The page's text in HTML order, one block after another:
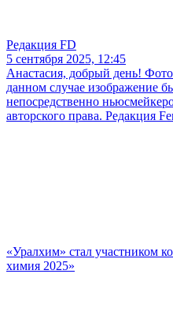
Редакция FD
5 сентября 2025, 12:45
Анастасия, добрый день!
данном случае изображение
непосредственно
авторского права. Редакция
«Уралхим» стал участником
химия 2025»